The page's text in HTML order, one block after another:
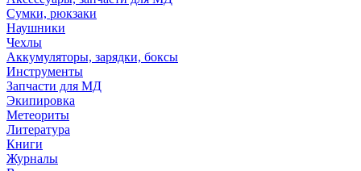
Сумки, рюкзаки
Наушники
Чехлы
Аккумуляторы, зарядки, боксы
Инструменты
Запчасти для МД
Экипировка
Метеориты
Литература
Книги
Журналы